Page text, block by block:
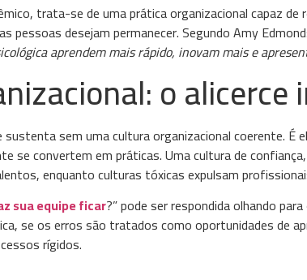
trata-se de uma prática organizacional capaz
pessoas desejam permanecer. Segundo Amy
aprendem mais rápido, inovam mais e
o alicerce
sem uma cultura organizacional coerente. É
se convertem em práticas. Uma cultura de
enquanto culturas tóxicas expulsam
sua equipe ficar?” pode ser respondida olhando
se os erros são tratados como oportunidades de
rígidos.